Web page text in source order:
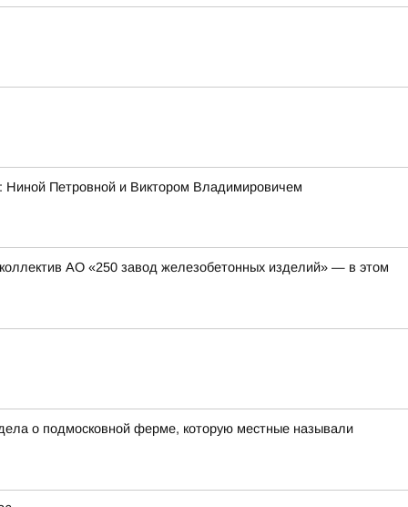
Ниной Петровной и Виктором Владимировичем
АО «250 завод железобетонных изделий» — в этом
о подмосковной ферме, которую местные называли